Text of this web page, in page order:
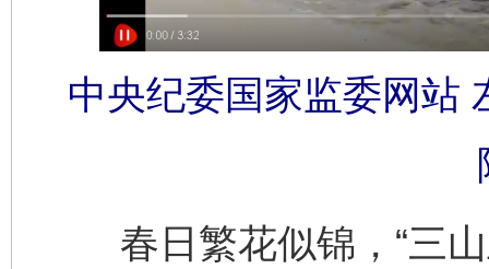
中央纪委国家监委网站
春日繁花似锦，“三山